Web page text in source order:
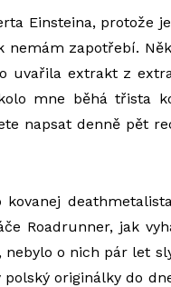
Einsteina, protože
nemám zapotřebí.
uvařila extrakt z
mne běhá třista
napsat denně pět
Roadrunner, jak
nebylo o nich pár let
originálky do